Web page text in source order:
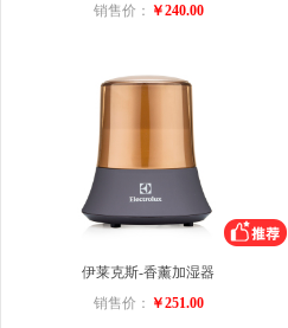
销售价： ￥240.00
伊莱克斯-香薰加湿器
销售价： ￥251.00